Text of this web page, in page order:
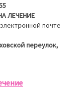
ЛЕЧЕНИЕ
почте
переулок,